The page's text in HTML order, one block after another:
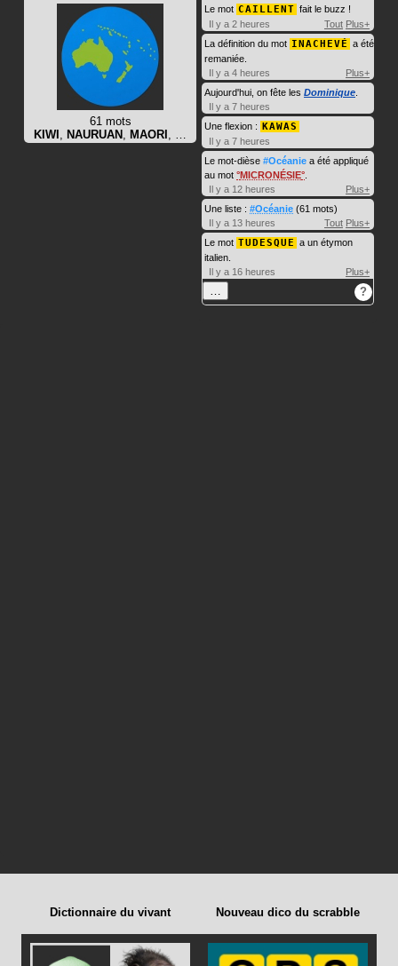
61 mots
KIWI NAURUAN MAORI
Le mot CAILLENT fait le buzz !
Il y a 2 heures
Tout Plus+
La définition du mot INACHEVÉ a été
remaniée.
Il y a 4 heures
Plus+
Aujourd'hui, on fête les Dominique
Il y a 7 heures
Une flexion : KAWAS
Il y a 7 heures
Le mot-dièse #Océanie a été appliqué
au mot MICRONÉSIE
Il y a 12 heures
Plus+
Une liste : #Océanie (61 mots)
Il y a 13 heures
Tout Plus+
Le mot TUDESQUE a un étymon
italien.
Il y a 16 heures
Plus+
?
Dictionnaire du vivant Nouveau dico du scrabble